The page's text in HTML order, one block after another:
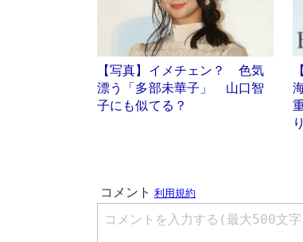
【写真】イメチェン？ 色気
漂う「多部未華子」 山口智
子にも似てる？